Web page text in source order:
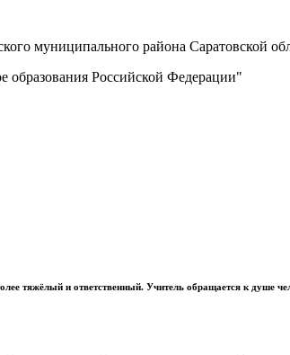
муниципального района Саратовской
образования Российской Федерации"
тяжёлый и ответственный. Учитель обращается к